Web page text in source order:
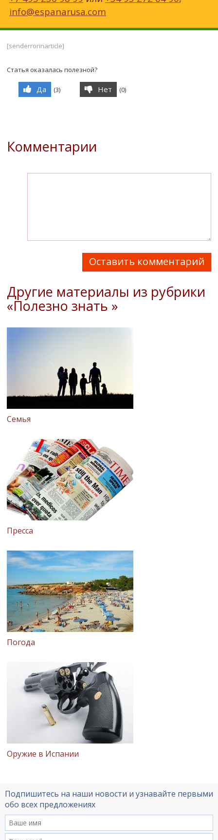
info@espanarusa.com
[senderrorinarticle]
Статья оказалась полезной?
Да (3) Нет (0)
Комментарии
Оставить комментарий
Другие материалы из рубрики
«Полезно знать »
Семья
Пресса
Погода
Оружие в Испании
Подпишитесь на наши новости и узнавайте первыми
обо всех предложениях